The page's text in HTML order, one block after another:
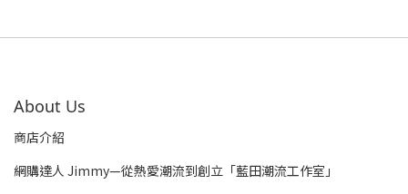
About Us
商店介紹
網購達人 Jimmy—從熱愛潮流到創立「藍田潮流工作室」